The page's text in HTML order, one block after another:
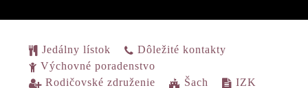
Jedálny lístok
Dôležité kontakty
Výchovné poradenstvo
Rodičovské združenie
Šach
IZK